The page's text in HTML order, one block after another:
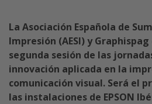
La Asociación Española de
Impresión (AESI) y
segunda sesión de las
innovación aplicada en la
comunicación visual. Será el
las instalaciones de EPSON